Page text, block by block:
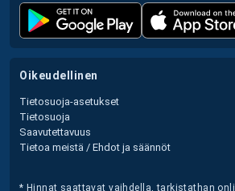
oikeudellinen
Tietosuoja-asetukset
Tietosuoja
Saavutettavuus
Tietoa meistä / Ehdot ja säännöt
* Hinnat saattavat vaihdella, tarkistathan